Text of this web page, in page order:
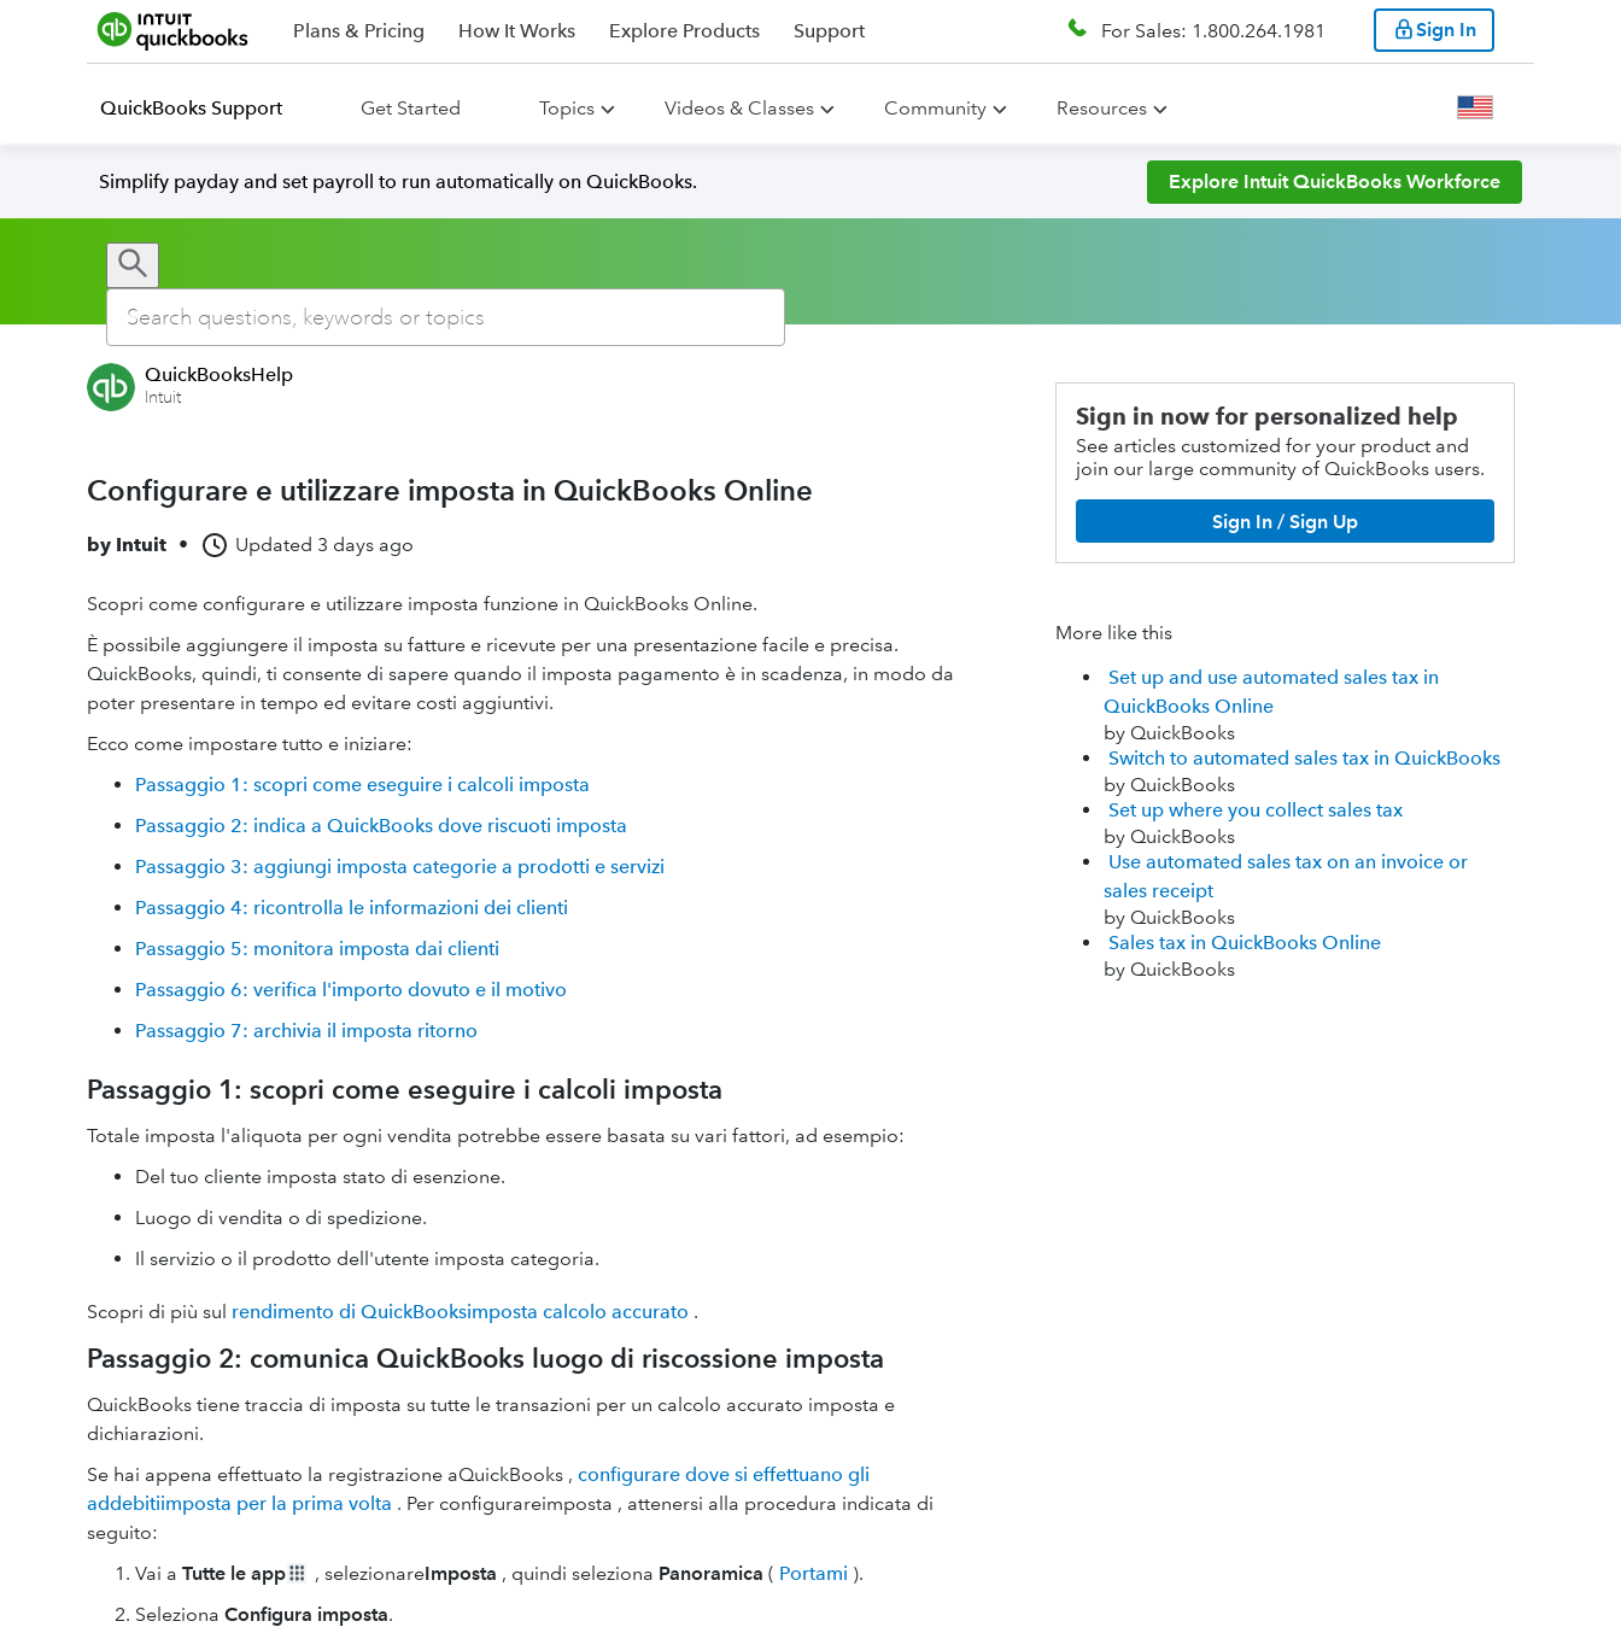
Plans & Pricing How It Works Explore Products Support For Sales: 1.800.264.1981 Sign In
QuickBooks Support Get Started Topics Videos & Classes Community Resources
Simplify payday and set payroll to run automatically on QuickBooks. Explore Intuit QuickBooks Workforce
QuickBooksHelp
Intuit
Configurare e utilizzare imposta in QuickBooks Online
by Intuit • Updated 3 days ago
Scopri come configurare e utilizzare imposta funzione in QuickBooks Online.
È possibile aggiungere il imposta su fatture e ricevute per una presentazione facile e precisa.
QuickBooks, quindi, ti consente di sapere quando il imposta pagamento è in scadenza, in modo da
poter presentare in tempo ed evitare costi aggiuntivi.
Ecco come impostare tutto e iniziare:
Passaggio 1: scopri come eseguire i calcoli imposta
Passaggio 2: indica a QuickBooks dove riscuoti imposta
Passaggio 3: aggiungi imposta categorie a prodotti e servizi
Passaggio 4: ricontrolla le informazioni dei clienti
Passaggio 5: monitora imposta dai clienti
Passaggio 6: verifica l'importo dovuto e il motivo
Passaggio 7: archivia il imposta ritorno
Passaggio 1: scopri come eseguire i calcoli imposta
Totale imposta l'aliquota per ogni vendita potrebbe essere basata su vari fattori, ad esempio:
Del tuo cliente imposta stato di esenzione.
Luogo di vendita o di spedizione.
Il servizio o il prodotto dell'utente imposta categoria.
Scopri di più sul rendimento di QuickBooksimposta calcolo accurato .
Passaggio 2: comunica QuickBooks luogo di riscossione imposta
QuickBooks tiene traccia di imposta su tutte le transazioni per un calcolo accurato imposta e
dichiarazioni.
Se hai appena effettuato la registrazione aQuickBooks , configurare dove si effettuano gli
addebitiimposta per la prima volta . Per configurareimposta , attenersi alla procedura indicata di
seguito:
Vai a Tutte le app , selezionareImposta , quindi seleziona Panoramica ( Portami ).
Seleziona Configura imposta.
Sign in now for personalized help
See articles customized for your product and
join our large community of QuickBooks users.
Sign In / Sign Up
More like this
Set up and use automated sales tax in
QuickBooks Online
by QuickBooks
Switch to automated sales tax in QuickBooks
by QuickBooks
Set up where you collect sales tax
by QuickBooks
Use automated sales tax on an invoice or
sales receipt
by QuickBooks
Sales tax in QuickBooks Online
by QuickBooks